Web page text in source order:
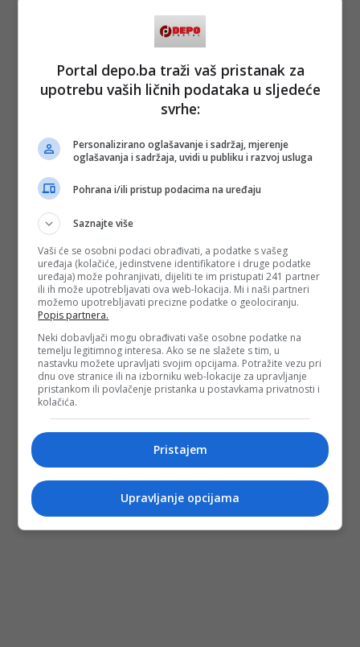
Portal depo.ba traži vaš pristanak za
upotrebu vaših ličnih podataka u sljedeće
svrhe:
Personalizirano oglašavanje i sadržaj, mjerenje
oglašavanja i sadržaja, uvidi u publiku i razvoj usluga
Pohrana i/ili pristup podacima na uređaju
Saznajte više
Vaši će se osobni podaci obrađivati, a podatke s vašeg
uređaja (kolačiće, jedinstvene identifikatore i druge podatke
uređaja) može pohranjivati, dijeliti te im pristupati 241 partner
ili ih može upotrebljavati ova web-lokacija. Mi i naši partneri
možemo upotrebljavati precizne podatke o geolociranju.
Popis partnera.
Neki dobavljači mogu obrađivati vaše osobne podatke na
temelju legitimnog interesa. Ako se ne slažete s tim, u
nastavku možete upravljati svojim opcijama. Potražite vezu pri
dnu ove stranice ili na izborniku web-lokacije za upravljanje
pristankom ili povlačenje pristanka u postavkama privatnosti i
kolačića.
Pristajem
Upravljanje opcijama